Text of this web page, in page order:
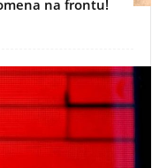
na frontu!